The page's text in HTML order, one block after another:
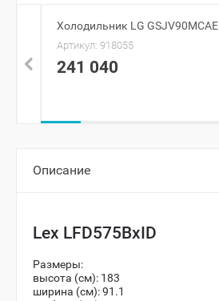
Холодильник LG GSJV90MCAE
Артикул: 918055
241 040
Описание
Lex LFD575BxID
Размеры:
высота (см): 183
ширина (см): 91.1